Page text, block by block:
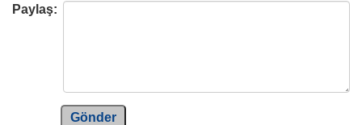
Paylaş:
Gönder